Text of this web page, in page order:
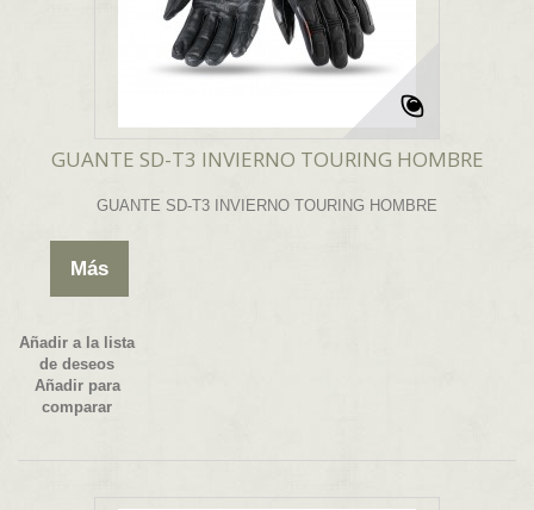
GUANTE SD-T3 INVIERNO TOURING HOMBRE
GUANTE SD-T3 INVIERNO TOURING HOMBRE
Más
Añadir a la lista
de deseos
Añadir para
comparar